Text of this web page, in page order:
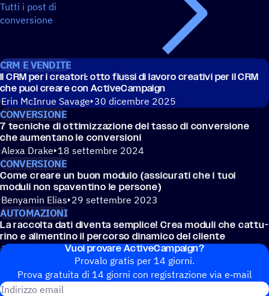
Tutti i post di
conversione
CRM E VENDITE
Il CRM per i crea­tori: otto flussi di lavoro crea­tivi per il CRM
che puoi creare con ActiveCampaign
Erin McInrue Savage 30 dicembre 2025
CONVERSIONE
7 tecni­che di otti­miz­za­zione del tasso di conver­sione
che aumen­tano le conversioni
Alexa Drake 18 settembre 2024
CONVERSIONE
Come creare un buon modulo (assi­cu­rati che i tuoi
moduli non spaven­tino le persone)
Benyamin Elias 29 settembre 2023
AUTOMAZIONI
La raccolta dati diventa semplice! Crea moduli che cattu­
rino e alimen­tino il percorso dina­mico del cliente
Joann Ng 11 agosto 2023
Vuoi provare ActiveCampaign?
Provalo gratis per 14 giorni.
Prova gratuita di 14 giorni con regi­stra­zione via e‑mail